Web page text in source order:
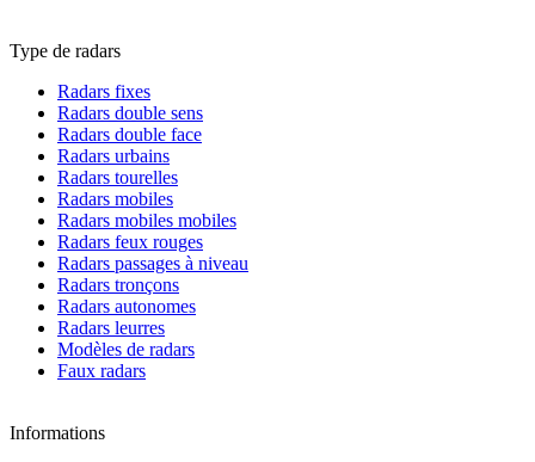
Type de radars
Radars fixes
Radars double sens
Radars double face
Radars urbains
Radars tourelles
Radars mobiles
Radars mobiles mobiles
Radars feux rouges
Radars passages à niveau
Radars tronçons
Radars autonomes
Radars leurres
Modèles de radars
Faux radars
Informations